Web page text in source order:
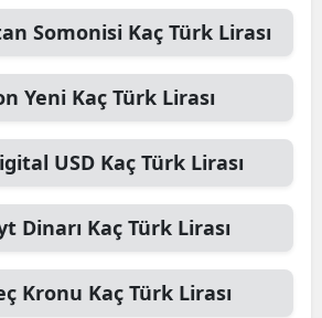
Somonisi Kaç Türk Lirası
Yeni Kaç Türk Lirası
USD Kaç Türk Lirası
Dinarı Kaç Türk Lirası
Kronu Kaç Türk Lirası